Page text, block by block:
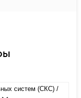
систем (СКС) /